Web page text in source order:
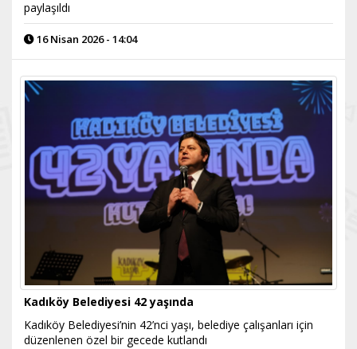
paylaşıldı
16 Nisan 2026 - 14:04
Kadıköy Belediyesi 42 yaşında
Kadıköy Belediyesi’nin 42’nci yaşı, belediye çalışanları için
düzenlenen özel bir gecede kutlandı